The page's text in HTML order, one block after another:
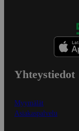
Yhteystiedot
Myymälät
Asiakaspalvelu